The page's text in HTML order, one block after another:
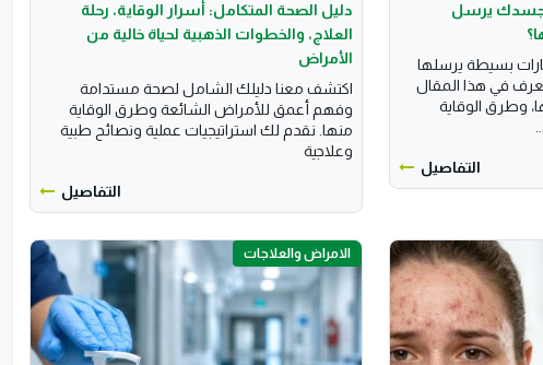
جسدك يرسل
بسيطة يرسلها
في هذا المقال
وطرق الوقاية
التفاصيل
دليل الصحة المتكامل: أسرار الوقاية، رحلة
العلاج، والخطوات الذهبية لحياة خالية من
الأمراض
اكتشف معنا دليلك الشامل لصحة مستدامة
وفهم أعمق للأمراض الشائعة وطرق الوقاية
منها. نقدم لك استراتيجيات عملية ونصائح طبية
وعلاجية
التفاصيل
الامراض والعلاجات